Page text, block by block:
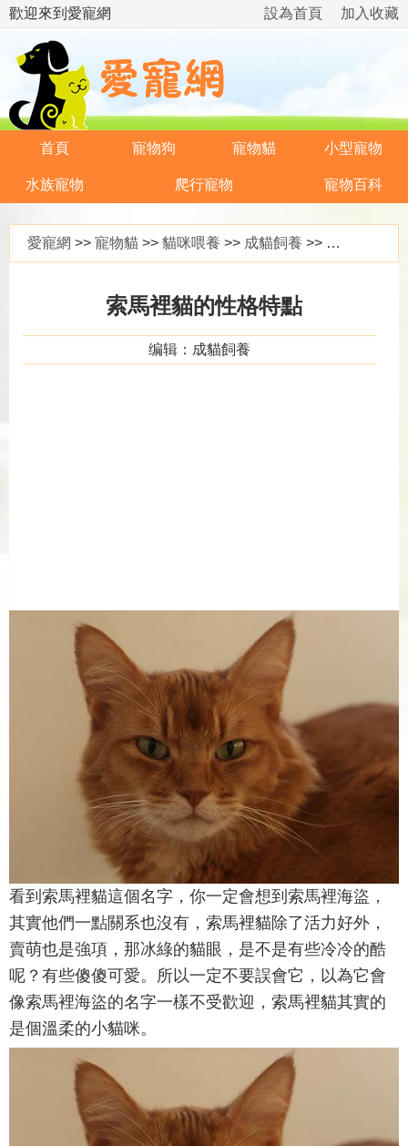
歡迎來到愛寵網 加入收藏
設為首頁
首頁 寵物狗 寵物貓 小型寵物
水族寵物 爬行寵物 寵物百科
愛寵網 >> 寵物貓 >> 貓咪喂養 >> 成貓飼養 >> 索馬裡貓的性格特點
索馬裡貓的性格特點
编辑：成貓飼養
看到索馬裡貓這個名字，你一定會想到索馬裡海盜，
其實他們一點關系也沒有，索馬裡貓除了活力好外，
賣萌也是強項，那冰綠的貓眼，是不是有些冷冷的酷
呢？有些傻傻可愛。所以一定不要誤會它，以為它會
像索馬裡海盜的名字一樣不受歡迎，索馬裡貓其實的
是個溫柔的小貓咪。